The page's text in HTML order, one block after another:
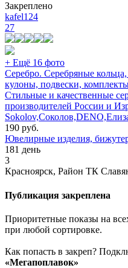
Закреплено
kafel124
27
+ Ещё 16 фото
Серебро. Серебряные
кулоны, подвески,
Стильные и качественные
производителей России и
190 руб.
Ювелирные изделия,
181 день
3
Красноярск, Район ТК
Публикация закреплена
Приоритетные показы на
при любой сортировке.
Как попасть в закреп?
«Мегапоплавок»